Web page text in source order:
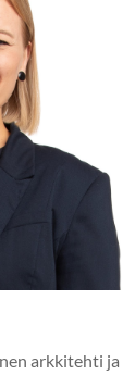
arkkitehti ja